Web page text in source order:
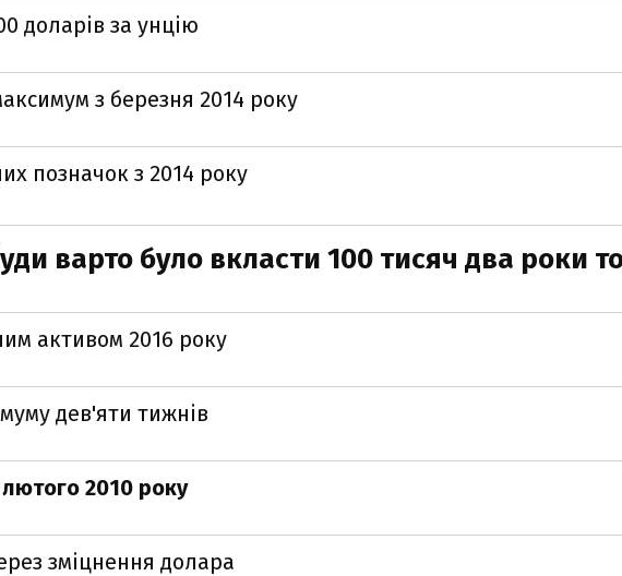
доларів за унцію
з березня 2014 року
позначок з 2014 року
варто було вкласти 100 тисяч два роки
активом 2016 року
дев'яти тижнів
2010 року
зміцнення долара